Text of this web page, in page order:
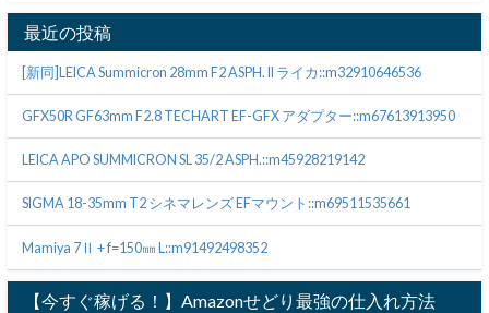
最近の投稿
[新同]LEICA Summicron 28mm F2 ASPH. II ライカ::m32910646536
GFX50R GF63mm F2.8 TECHART EF-GFX アダプター::m67613913950
LEICA APO SUMMICRON SL 35/2 ASPH.::m45928219142
SIGMA 18-35mm T2 シネマレンズ EFマウント::m69511535661
Mamiya 7Ⅱ + f=150㎜ L::m91492498352
【今すぐ稼げる！】Amazonせどり最強の仕入れ方法